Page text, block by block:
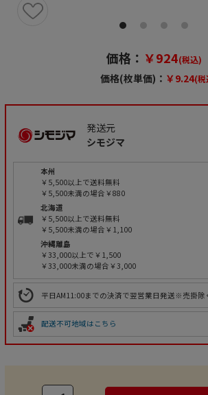
価格： ￥924(税込)
価格(枚単価)： ￥9.24(税
発送元
シモジマ
本州
￥5,500以上で送料無料
￥5,500未満の場合￥880
北海道
￥5,500以上で送料無料
￥5,500未満の場合￥1,100
沖縄離島
￥33,000以上で￥1,500
￥33,000未満の場合￥3,000
平日AM11:00までの決済で翌営業日発送※売掛除
配送不可地域はこちら